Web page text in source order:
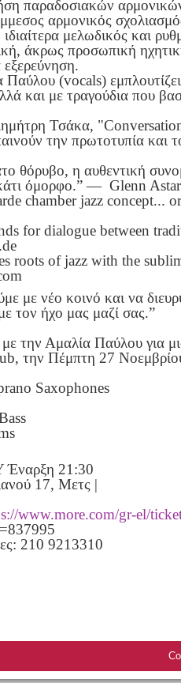
παραδοσιακών
αρμονικός
μελωδικός και
άκρως προσωπική
(vocals)
και με τραγούδια που
Τσάκα,
την πρωτοτυπία και
θόρυβο, η αυθεντική
κάτι όμορφο.” — Glenn
chamber jazz concept...
for dialogue between
roots of jazz with the
με νέο κοινό και να
τον ήχο μας μαζί σας.”
την Αμαλία Παύλου για
την Πέμπτη 27
Saxophones
21:30
17, Μετς |
www.more.com/gr-el/
210 9213310